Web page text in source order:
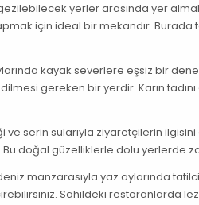
yerler arasında yer
için ideal bir mekandır. Burada
kayak severlere eşsiz bir
gereken bir yerdir. Karın
serin sularıyla ziyaretçilerin
doğal güzelliklerle dolu yerlerde
manzarasıyla yaz aylarında
Sahildeki restoranlarda